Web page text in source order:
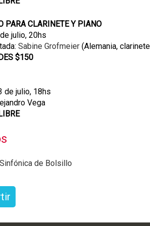
PARA CLARINETE Y PIANO
julio, 20hs
Sabine Grofmeier (Alemania,
$150
de julio, 18hs
Vega
de Bolsillo